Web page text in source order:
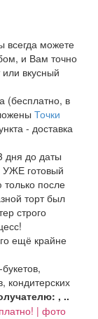
всегда можете
и Вам точно
вкусный
(бесплатно, в
Точки
- доставка
дня до даты
УЖЕ готовый
только после
торт был
строго
ещё крайне
кондитерских
, ..
| фото